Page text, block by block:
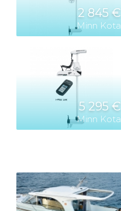
2 845 €
Minn Kota
5 295 €
Minn Kota